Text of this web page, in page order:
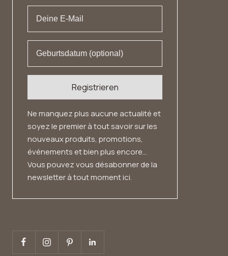
Droit de rétractation
Registrieren
Ne manquez plus aucune actualité et
soyez le premier à tout savoir sur les
nouveaux produits, promotions,
événements et bien plus encore...
Vous pouvez vous désabonner de la
newsletter à tout moment ici.